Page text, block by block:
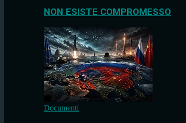
NON ESISTE COMPROMESSO
Documenti